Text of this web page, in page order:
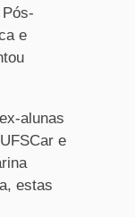
e
alunas
e
estas